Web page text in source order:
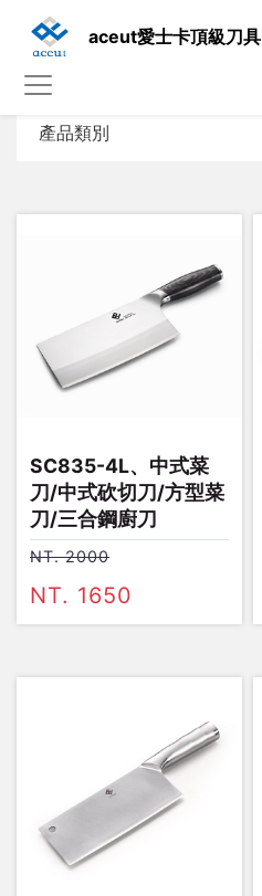
aceut愛士卡頂級刀具
產品類別
SC835-4L、中式菜
刀/中式砍切刀/方型菜
刀/三合鋼廚刀
NT. 2000
NT. 1650